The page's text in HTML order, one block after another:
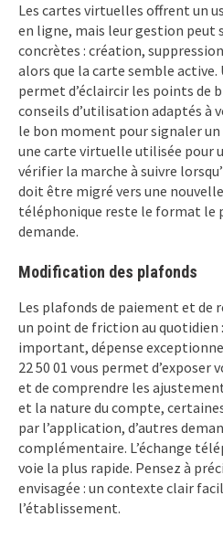
Les cartes virtuelles offrent un
en ligne, mais leur gestion peut
concrètes : création,
alors que la carte semble active.
permet d’éclaircir les points de
conseils d’utilisation adaptés à
le bon moment pour signaler
une carte virtuelle utilisée pour
vérifier la marche à suivre
doit être migré vers une
téléphonique reste le format le
demande.
Modification des plafonds
Les plafonds de paiement et
un point de friction au quotidien
important, dépense
22 50 01 vous permet
et de comprendre les
et la nature du compte,
par l’application, d’autres
complémentaire. L’échange
voie la plus rapide. Pensez à
envisagée : un contexte clair
l’établissement.